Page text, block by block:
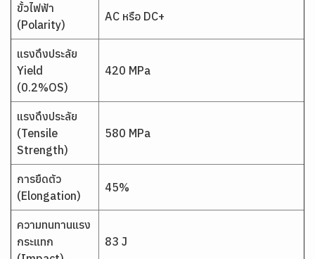
ขั้วไฟฟ้า
(Polarity)
AC หรือ DC+
แรงดึงประลัย
Yield
(0.2%OS)
420 MPa
แรงดึงประลัย
(Tensile
Strength)
580 MPa
การยืดตัว
(Elongation)
45%
ความทนทานแรง
กระแทก
83 J